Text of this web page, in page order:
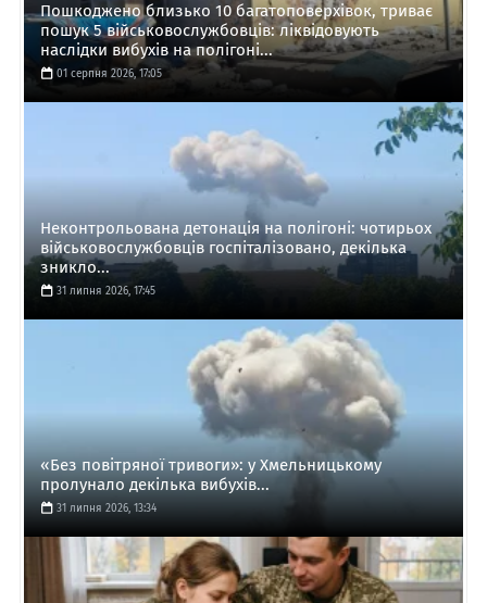
Пошкоджено близько 10 багатоповерхівок, триває
пошук 5 військовослужбовців: ліквідовують
наслідки вибухів на полігоні...
01 серпня 2026, 17:05
Неконтрольована детонація на полігоні: чотирьох
військовослужбовців госпіталізовано, декілька
зникло...
31 липня 2026, 17:45
«Без повітряної тривоги»: у Хмельницькому
пролунало декілька вибухів...
31 липня 2026, 13:34